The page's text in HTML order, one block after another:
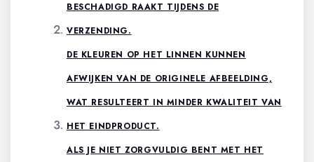
BESCHADIGD RAAKT TIJDENS DE
VERZENDING.
DE KLEUREN OP HET LINNEN KUNNEN
AFWIJKEN VAN DE ORIGINELE AFBEELDING,
WAT RESULTEERT IN MINDER KWALITEIT VAN
HET EINDPRODUCT.
ALS JE NIET ZORGVULDIG BENT MET HET